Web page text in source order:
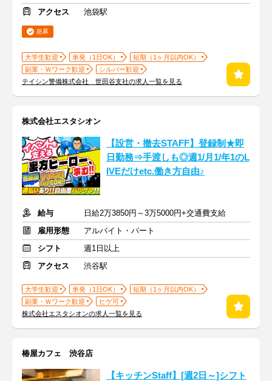
アクセス
池袋駅
急募
大学生歓迎 単発（1日OK）
短期（1ヶ月以内OK）
副業・Ｗワーク歓迎
シルバー歓迎
テイシン警備株式会社 世田谷支社の求人一覧を見る
株式会社エスタシオン
【設営・撤去STAFF】登録制★即
日勤務⇒手渡しも◎週1/月1/年1のL
IVEだけetc.働き方自由♪
給与
日給2万3850円～3万5000円+交通費支給
雇用形態
アルバイト・パート
シフト
週1日以上
アクセス
渋谷駅
大学生歓迎 単発（1日OK）
短期（1ヶ月以内OK）
副業・Ｗワーク歓迎
ヒゲ可
株式会社エスタシオンの求人一覧を見る
椿屋カフェ 渋谷店
【キッチンStaff】[週2日～]シフト